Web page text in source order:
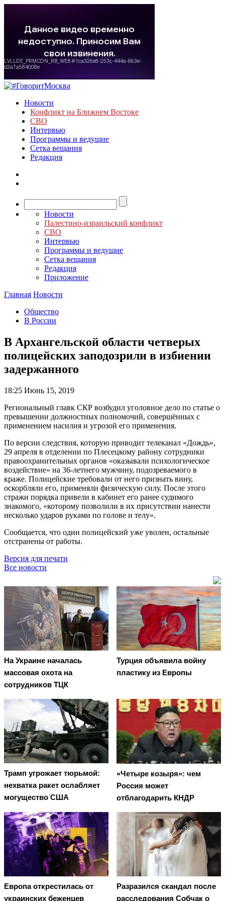
Новости
Конфликт на Ближнем Востоке
СВО
Интервью
Программы и ведущие
Сетка вещания
Редакция
Новости
Палестино-израильский конфликт
СВО
Интервью
Программы и ведущие
Сетка вещания
Редакция
Приложение
Главная Новости
Общество
В России
В Архангельской области четверых
полицейских заподозрили в избиении
задержанного
18:25 Июнь 15, 2019
Региональный главк СКР возбудил уголовное дело по статье о
превышении должностных полномочий, совершённых с
применением насилия и угрозой его применения.
По версии следствия, которую приводит телеканал «Дождь»,
29 апреля в отделении по Плесецкому району сотрудники
правоохранительных органов «оказывали психологическое
воздействие» на 36-летнего мужчину, подозреваемого в
краже. Полицейские требовали от него признать вину,
оскорбляли его, применяли физическую силу. После этого
стражи порядка привели в кабинет его ранее судимого
знакомого, «которому позволили в их присутствии нанести
несколько ударов руками по голове и телу».
Сообщается, что один полицейский уже уволен, остальные
отстранены от работы.
Версия для печати
Все новости
На Украине началась
массовая охота на
сотрудников ТЦК
Турция объявила войну
пластику из Европы
Трамп угрожает тюрьмой:
нехватка ракет ослабляет
могущество США
«Четыре козыря»: чем
Россия может
отблагодарить КНДР
Европа открестилась от
украинских беженцев
Разразился скандал после
расследования Собчак о